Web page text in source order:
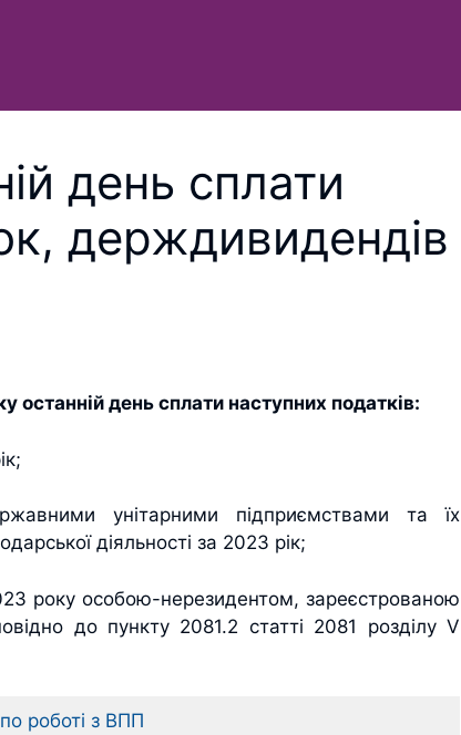
день сплати
держдивидендів
останній день сплати наступних податків:
унітарними підприємствами та їх
діяльності за 2023 рік;
року особою-нерезидентом, зареєстрованою
до пункту 2081.2 статті 2081 розділу V
роботі з ВПП